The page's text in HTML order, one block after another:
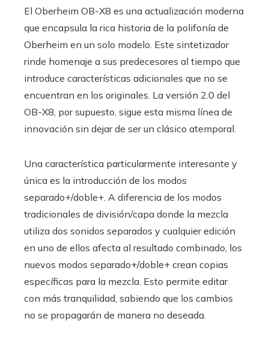
El Oberheim OB-X8 es una actualización moderna
que encapsula la rica historia de la polifonía de
Oberheim en un solo modelo. Este sintetizador
rinde homenaje a sus predecesores al tiempo que
introduce características adicionales que no se
encuentran en los originales. La versión 2.0 del
OB-X8, por supuesto, sigue esta misma línea de
innovación sin dejar de ser un clásico atemporal.
Una característica particularmente interesante y
única es la introducción de los modos
separado+/doble+. A diferencia de los modos
tradicionales de división/capa donde la mezcla
utiliza dos sonidos separados y cualquier edición
en uno de ellos afecta al resultado combinado, los
nuevos modos separado+/doble+ crean copias
específicas para la mezcla. Esto permite editar
con más tranquilidad, sabiendo que los cambios
no se propagarán de manera no deseada.